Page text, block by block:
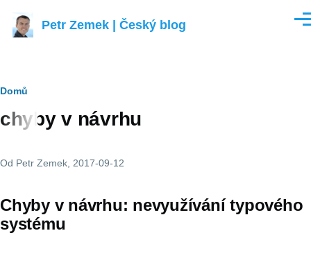
Petr Zemek | Český blog
Drobečková
navigace
Domů
chyby v návrhu
Od Petr Zemek , 2017-09-12
Chyby v návrhu: nevyužívání typového
systému